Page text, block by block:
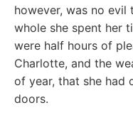
however, was no evil
whole she spent her
were half hours of
Charlotte, and the
of year, that she had
doors.